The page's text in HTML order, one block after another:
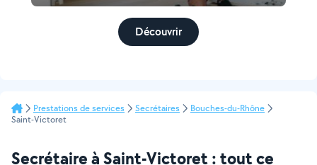
Découvrir
Prestations de services Secrétaires
Bouches-du-Rhône
Saint-Victoret
Secrétaire à Saint-Victoret : tout ce